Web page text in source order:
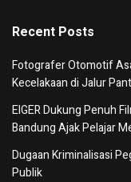
Recent Posts
Fotografer Otomotif
Kecelakaan di Jalur
EIGER Dukung Penuh
Bandung Ajak Pelajar
Dugaan Kriminalisasi
Publik